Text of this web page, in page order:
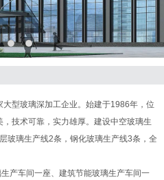
型玻璃深加工企业。始建于1986年，位
技术可靠，实力雄厚。建设中空玻璃生
玻璃生产线2条，钢化玻璃生产线3条，全
产车间一座、建筑节能玻璃生产车间一